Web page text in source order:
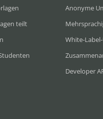
teilt
Anonyme
White-
Developer